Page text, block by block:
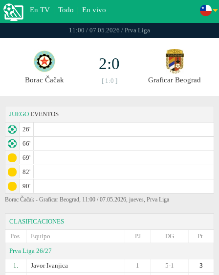
En TV | Todo | En vivo
11:00 / 07.05.2026 / Prva Liga
Borac Čačak
2:0
[ 1:0 ] Graficar Beograd
JUEGO EVENTOS
26'
66'
69'
82'
90'
Borac Čačak - Graficar Beograd, 11:00 / 07.05.2026, jueves, Prva Liga
CLASIFICACIONES
Pos.
Equipo Pt.
DG
PJ
Prva Liga 26/27
1.
Javor Ivanjica 3
5-1
1